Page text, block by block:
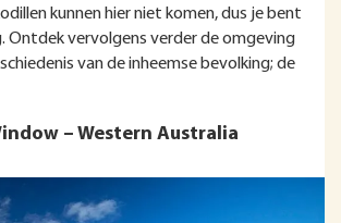
kunnen hier niet komen, dus je bent
Ontdek vervolgens verder de omgeving
van de inheemse bevolking; de
– Western Australia